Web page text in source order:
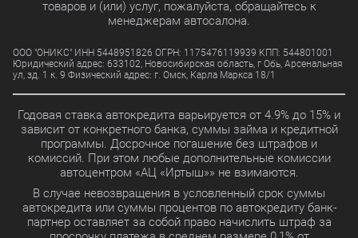
10.99% Выбрать
7.9% Выбрать
21.5% Выбрать
товаров и (или) услуг, пожалуйста, обращайтесь к
менеджерам автосалона.
ООО "ОНИКС" ИНН 5448951826 ОГРН: 1175476119939 КПП: 544801001
Юридический адрес: 633102, Новосибирская область, г Обь, Арсенальная
ул, зд. 1 к. 9 Физический адрес: г. Омск, Карла Маркса 18/1
Годовая ставка автокредита варьируется от 4.9% до 15% и
зависит от конкретного банка, суммы займа и кредитной
программы. Досрочное погашение без штрафов и
комиссий. При этом любые дополнительные комиссии
автоцентром «АЦ «Иртыш»» не взимаются.
В случае невозвращения в условленный срок суммы
автокредита или суммы процентов по автокредиту банк-
партнер оставляет за собой право начислить штраф за